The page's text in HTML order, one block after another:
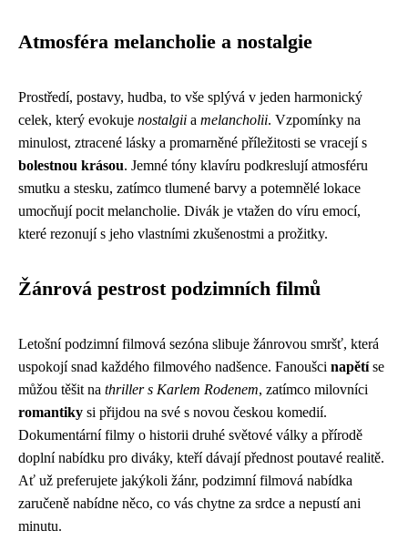
Atmosféra melancholie a nostalgie
Prostředí, postavy, hudba, to vše splývá v jeden harmonický
celek, který evokuje nostalgii a melancholii. Vzpomínky na
minulost, ztracené lásky a promarněné příležitosti se vracejí s
bolestnou krásou. Jemné tóny klavíru podkreslují atmosféru
smutku a stesku, zatímco tlumené barvy a potemnělé lokace
umocňují pocit melancholie. Divák je vtažen do víru emocí,
které rezonují s jeho vlastními zkušenostmi a prožitky.
Žánrová pestrost podzimních filmů
Letošní podzimní filmová sezóna slibuje žánrovou smršť, která
uspokojí snad každého filmového nadšence. Fanoušci napětíse
můžou těšit na thriller s Karlem Rodenem, zatímco milovníci
romantiky si přijdou na své s novou českou komedií.
Dokumentární filmy o historii druhé světové války a přírodě
doplní nabídku pro diváky, kteří dávají přednost poutavé realitě.
Ať už preferujete jakýkoli žánr, podzimní filmová nabídka
zaručeně nabídne něco, co vás chytne za srdce a nepustí ani
minutu.